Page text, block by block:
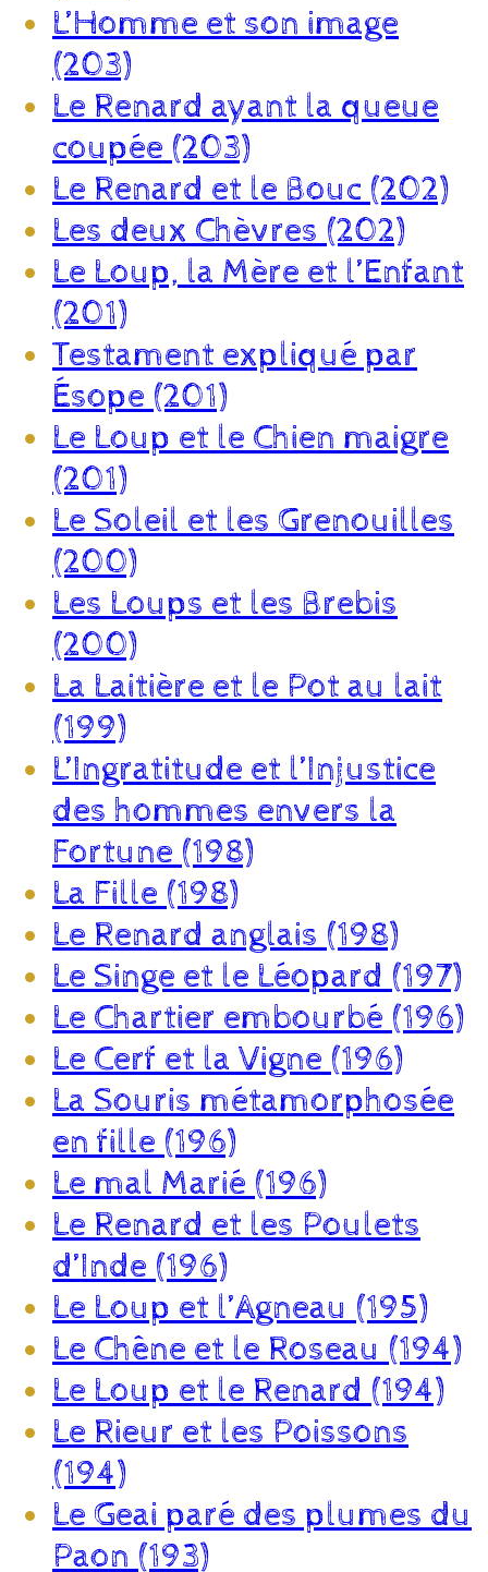
L’Homme et son image
(203)
Le Renard ayant la queue
coupée (203)
Le Renard et le Bouc (202)
Les deux Chèvres (202)
Le Loup, la Mère et l’Enfant
(201)
Testament expliqué par
Ésope (201)
Le Loup et le Chien maigre
(201)
Le Soleil et les Grenouilles
(200)
Les Loups et les Brebis
(200)
La Laitière et le Pot au lait
(199)
L’Ingratitude et l’Injustice
des hommes envers la
Fortune (198)
La Fille (198)
Le Renard anglais (198)
Le Singe et le Léopard (197)
Le Chartier embourbé (196)
Le Cerf et la Vigne (196)
La Souris métamorphosée
en fille (196)
Le mal Marié (196)
Le Renard et les Poulets
d’Inde (196)
Le Loup et l’Agneau (195)
Le Chêne et le Roseau (194)
Le Loup et le Renard (194)
Le Rieur et les Poissons
(194)
Le Geai paré des plumes du
Paon (193)